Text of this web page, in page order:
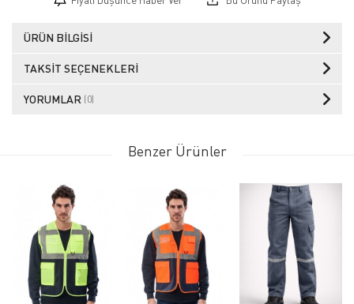
ÜRÜN BILGISI
TAKSIT SEÇENEKLERI
YORUMLAR (0)
Benzer Ürünler